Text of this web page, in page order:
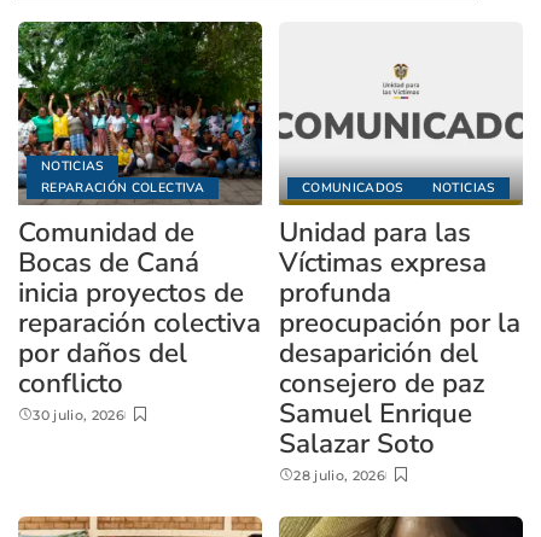
NOTICIAS
REPARACIÓN COLECTIVA
Comunidad de
Bocas de Caná
inicia proyectos de
reparación colectiva
por daños del
conflicto
30 julio, 2026
COMUNICADOS NOTICIAS
Unidad para las
Víctimas expresa
profunda
preocupación por la
desaparición del
consejero de paz
Samuel Enrique
Salazar Soto
28 julio, 2026